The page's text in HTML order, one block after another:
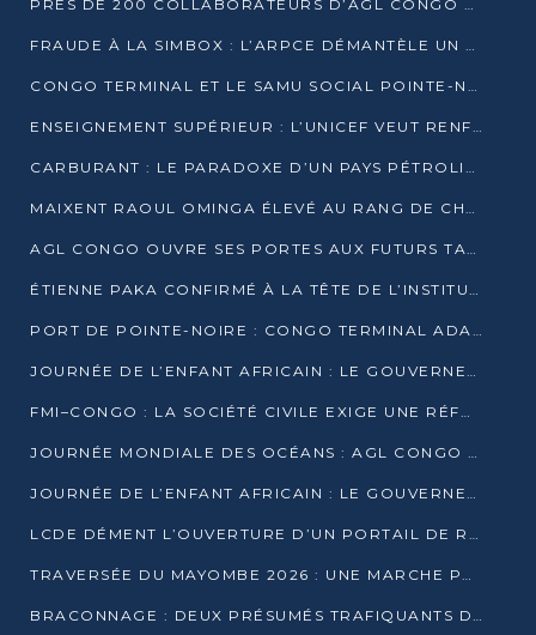
PRÈS DE 200 COLLABORATEURS D’AGL CONGO EN FORMATION JUSQU’EN JUILLET
FRAUDE À LA SIMBOX : L’ARPCE DÉMANTÈLE UN RÉSEAU UTILISANT DES CARTES SIM OUGANDAISES
CONGO TERMINAL ET LE SAMU SOCIAL POINTE-NOIRE RENOUVELLENT LEUR PARTENARIAT EN FAVEUR DES JEUNES VULNÉRABLES
ENSEIGNEMENT SUPÉRIEUR : L’UNICEF VEUT RENFORCER LA RECHERCHE SUR LES QUESTIONS DE L’ENFANCE
CARBURANT : LE PARADOXE D’UN PAYS PÉTROLIER CONFRONTÉ À DES PÉNURIES RÉCURRENTES
MAIXENT RAOUL OMINGA ÉLEVÉ AU RANG DE CHEVALIER DE L’ORDRE DE L’AMITIÉ ENTRE LA RUSSIE ET LE CONGO
AGL CONGO OUVRE SES PORTES AUX FUTURS TALENTS DE LA LOGISTIQUE
ÉTIENNE PAKA CONFIRMÉ À LA TÊTE DE L’INSTITUT GÉOGRAPHIQUE NATIONAL
PORT DE POINTE-NOIRE : CONGO TERMINAL ADAPTE SON DRAGAGE AUX SABLES BITUMINEUX
JOURNÉE DE L’ENFANT AFRICAIN : LE GOUVERNEMENT RÉAFFIRME SON ENGAGEMENT POUR L’ACCÈS À L’EAU ET À L’ASSAINISSEMENT
FMI–CONGO : LA SOCIÉTÉ CIVILE EXIGE UNE RÉFORME DE LA FISCALITÉ PÉTROLIÈRE
JOURNÉE MONDIALE DES OCÉANS : AGL CONGO MOBILISE SES COLLABORATEURS POUR LA PRÉSERVATION DE LA BIODIVERSITÉ MARINE
JOURNÉE DE L’ENFANT AFRICAIN : LE GOUVERNEMENT MOBILISÉ POUR L’HYGIÈNE DANS LES ORPHELINATS
LCDE DÉMENT L’OUVERTURE D’UN PORTAIL DE RECRUTEMENT ET APPELLE À LA VIGILANCE
TRAVERSÉE DU MAYOMBE 2026 : UNE MARCHE POUR SENSIBILISER ET DÉPISTER AU DIABÈTE
BRACONNAGE : DEUX PRÉSUMÉS TRAFIQUANTS D’HIPPOPOTAME ÉCROUÉS À BRAZZAVILLE